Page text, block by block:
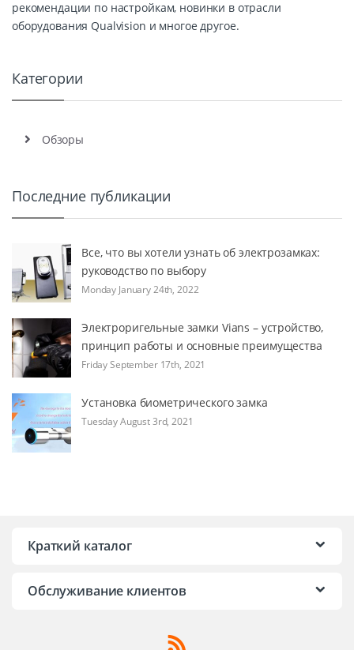
рекомендации по настройкам, новинки в отрасли
оборудования Qualvision и многое другое.
Категории
Обзоры
Последние публикации
Все, что вы хотели узнать об электрозамках:
руководство по выбору
Monday January 24th, 2022
Электроригельные замки Vians – устройство,
принцип работы и основные преимущества
Friday September 17th, 2021
Установка биометрического замка
Tuesday August 3rd, 2021
Краткий каталог
Обслуживание клиентов